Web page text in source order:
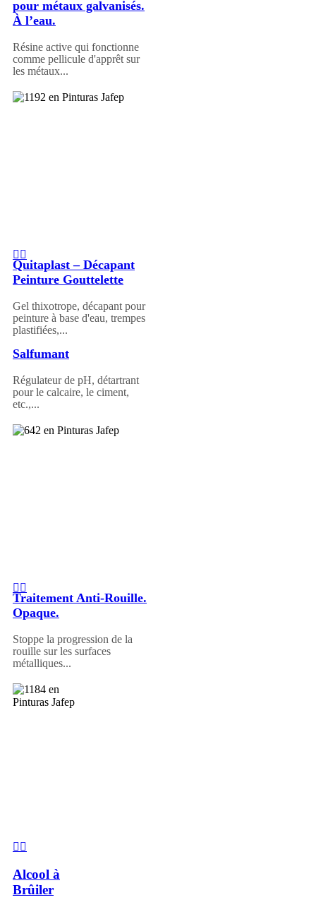
pour métaux galvanisés.
À l’eau.
Résine active qui fonctionne
comme pellicule d'apprêt sur
les métaux...
Quitaplast – Décapant
Peinture Gouttelette
Gel thixotrope, décapant pour
peinture à base d'eau, trempes
plastifiées,...
Salfumant
Régulateur de pH, détartrant
pour le calcaire, le ciment,
etc.,...
Traitement Anti-Rouille.
Opaque.
Stoppe la progression de la
rouille sur les surfaces
métalliques...
Alcool à
Brûiler